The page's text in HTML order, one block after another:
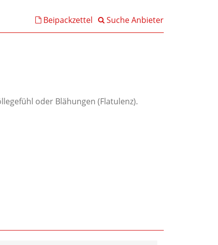
Beipackzettel Suche Anbieter
oder Blähungen (Flatulenz).